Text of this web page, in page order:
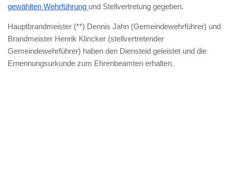
gewählten Wehrführung und Stellvertretung gegeben.
Hauptbrandmeister (**) Dennis Jahn (Gemeindewehrführer) und
Brandmeister Henrik Klincker (stellvertretender
Gemeindewehrführer) haben den Diensteid geleistet und die
Ernennungsurkunde zum Ehrenbeamten erhalten.